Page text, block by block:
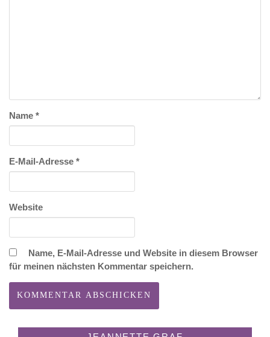
Name *
E-Mail-Adresse *
Website
Name, E-Mail-Adresse und Website in diesem Browser
für meinen nächsten Kommentar speichern.